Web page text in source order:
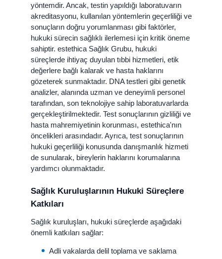
yöntemdir. Ancak, testin yapıldığı laboratuvarın
akreditasyonu, kullanılan yöntemlerin geçerliliği ve
sonuçların doğru yorumlanması gibi faktörler,
hukuki sürecin sağlıklı ilerlemesi için kritik öneme
sahiptir. estethica Sağlık Grubu, hukuki
süreçlerde ihtiyaç duyulan tıbbi hizmetleri, etik
değerlere bağlı kalarak ve hasta haklarını
gözeterek sunmaktadır. DNA testleri gibi genetik
analizler, alanında uzman ve deneyimli personel
tarafından, son teknolojiye sahip laboratuvarlarda
gerçekleştirilmektedir. Test sonuçlarının gizliliği ve
hasta mahremiyetinin korunması, estethica'nın
öncelikleri arasındadır. Ayrıca, test sonuçlarının
hukuki geçerliliği konusunda danışmanlık hizmeti
de sunularak, bireylerin haklarını korumalarına
yardımcı olunmaktadır.
Sağlık Kuruluşlarının Hukuki Süreçlere
Katkıları
Sağlık kuruluşları, hukuki süreçlerde aşağıdaki
önemli katkıları sağlar:
Adli vakalarda delil toplama ve saklama